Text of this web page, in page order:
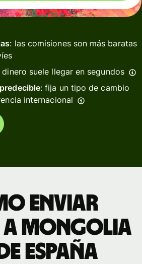
: las comisiones son más baratas
dinero suele llegar en segundos
: fija un tipo de cambio
internacional
enviar
a Mongolia
España